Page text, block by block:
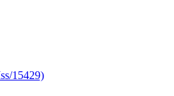
15429)